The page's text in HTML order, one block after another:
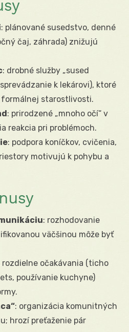
: plánované susedstvo, denné
čaj, záhrada) znižujú
: drobné služby „sused
k lekárovi), ktoré
starostlivosti.
: prirodzené „mnoho očí“ v
reakcia pri problémoch.
: podpora koníčkov, cvičenia,
motivujú k pohybu a
: rozhodovanie
väčšinou môže byť
rozdielne očakávania (ticho
používanie kuchyne)
: organizácia komunitných
hrozí preťaženie pár